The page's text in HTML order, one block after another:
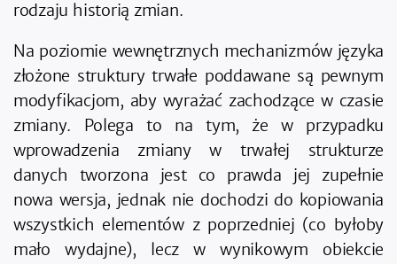
rodzaju historią zmian.
Na poziomie wewnętrznych mechanizmów języka
złożone struktury trwałe poddawane są pewnym
modyfikacjom, aby wyrażać zachodzące w czasie
zmiany. Polega to na tym, że w przypadku
wprowadzenia zmiany w trwałej strukturze
danych tworzona jest co prawda jej zupełnie
nowa wersja, jednak nie dochodzi do kopiowania
wszystkich elementów z poprzedniej (co byłoby
mało wydajne), lecz w wynikowym obiekcie